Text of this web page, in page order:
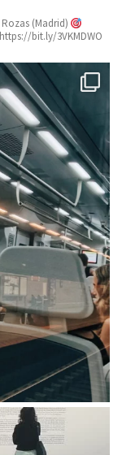
Rozas (Madrid)
bit.ly/3VKMDWO